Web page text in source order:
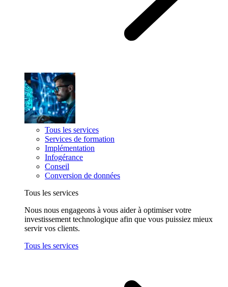
Tous les services
Services de formation
Implémentation
Infogérance
Conseil
Conversion de données
Tous les services
Nous nous engageons à vous aider à optimiser votre
investissement technologique afin que vous puissiez mieux
servir vos clients.
Tous les services